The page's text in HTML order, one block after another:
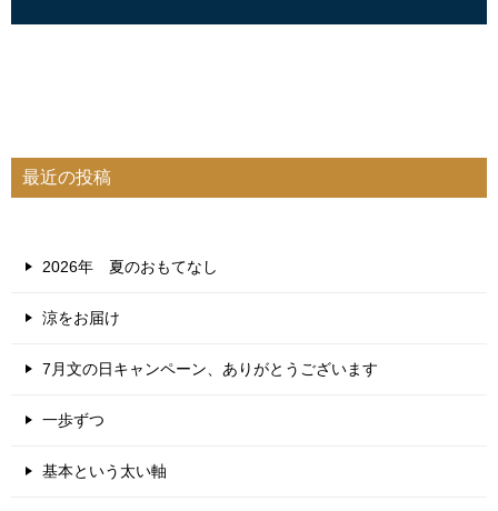
最近の投稿
2026年 夏のおもてなし
涼をお届け
7月文の日キャンペーン、ありがとうございます
一歩ずつ
基本という太い軸